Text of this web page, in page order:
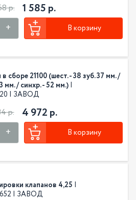
р. 1 585 р.
В корзину
сборе 21100 (шест. - 38 зуб. 37 мм. /
мм. / синхр. - 52 мм.) |
| ЗАВОД
р. 4 972 р.
В корзину
клапанов 4,25 |
| ЗАВОД